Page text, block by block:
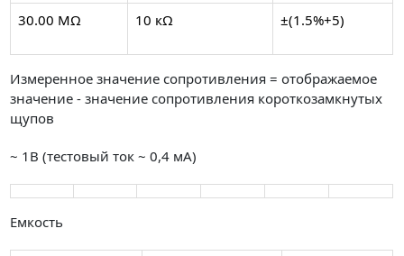
30.00 МΩ 10 кΩ ±(1.5%+5)
Измеренное значение сопротивления = отображаемое
значение - значение сопротивления короткозамкнутых
щупов
~ 1В (тестовый ток ~ 0,4 мА)
Емкость